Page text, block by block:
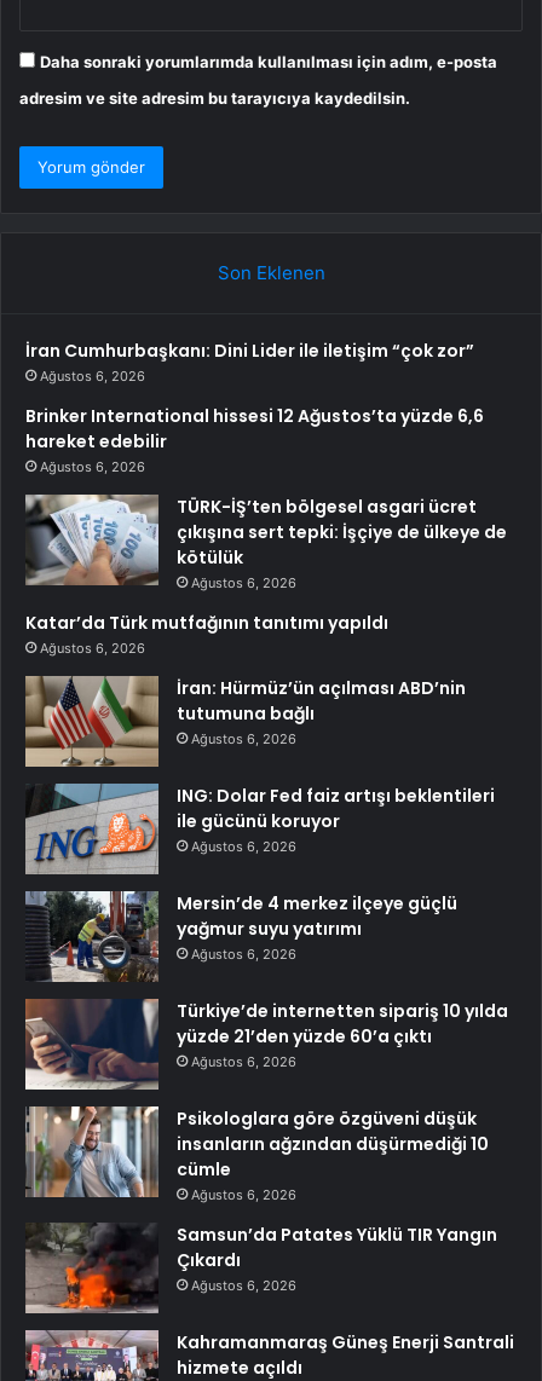
Daha sonraki yorumlarımda kullanılması için adım, e-posta
adresim ve site adresim bu tarayıcıya kaydedilsin.
Son Eklenen
İran Cumhurbaşkanı: Dini Lider ile iletişim “çok zor”
Ağustos 6, 2026
Brinker International hissesi 12 Ağustos’ta yüzde 6,6
hareket edebilir
Ağustos 6, 2026
TÜRK-İŞ’ten bölgesel asgari ücret
çıkışına sert tepki: İşçiye de ülkeye de
kötülük
Ağustos 6, 2026
Katar’da Türk mutfağının tanıtımı yapıldı
Ağustos 6, 2026
İran: Hürmüz’ün açılması ABD’nin
tutumuna bağlı
Ağustos 6, 2026
ING: Dolar Fed faiz artışı beklentileri
ile gücünü koruyor
Ağustos 6, 2026
Mersin’de 4 merkez ilçeye güçlü
yağmur suyu yatırımı
Ağustos 6, 2026
Türkiye’de internetten sipariş 10 yılda
yüzde 21’den yüzde 60’a çıktı
Ağustos 6, 2026
Psikologlara göre özgüveni düşük
insanların ağzından düşürmediği 10
cümle
Ağustos 6, 2026
Samsun’da Patates Yüklü TIR Yangın
Çıkardı
Ağustos 6, 2026
Kahramanmaraş Güneş Enerji Santrali
hizmete açıldı